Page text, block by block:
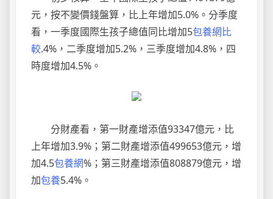
元，按不變價錢盤算，比上年增加5.0%。分季度
看，一季度國際生孩子總值同比增加5包養網比
較.4%，二季度增加5.2%，三季度增加4.8%，四
時度增加4.5%。
分財產看，第一財產增添值93347億元，比
上年增加3.9%；第二財產增添值499653億元，增
加4.5包養網%；第三財產增添值808879億元，增
加包養5.4%。